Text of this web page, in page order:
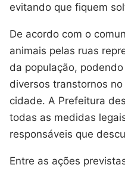
evitando que fiquem
De acordo com o
animais pelas ruas
da população,
diversos transtornos
cidade. A Prefeitura
todas as medidas
responsáveis que
Entre as ações